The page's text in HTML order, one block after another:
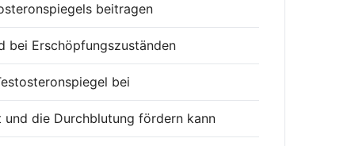
beitragen
bei Erschöpfungszuständen
bei
die Durchblutung fördern kann